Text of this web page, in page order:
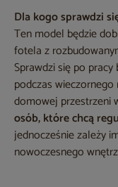
Dla kogo sprawdzi
Ten model będzie
fotela z
Sprawdzi się po
podczas
domowej przestrzeni
osób, które chcą
jednocześnie zależy
nowoczesnego